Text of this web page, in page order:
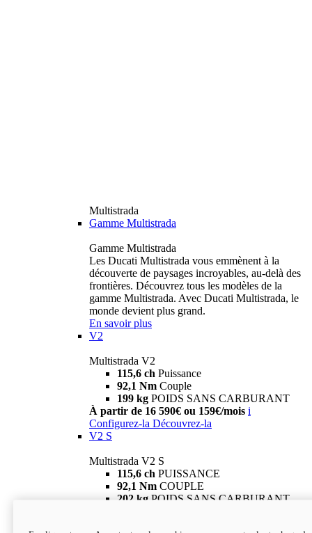
Multistrada
Gamme Multistrada
Gamme Multistrada
Les Ducati Multistrada vous emmènent à la
découverte de paysages incroyables, au-delà des
frontières. Découvrez tous les modèles de la
gamme Multistrada. Avec Ducati Multistrada, le
monde devient plus grand.
En savoir plus
V2
Multistrada V2
115,6 ch Puissance
92,1 Nm Couple
199 kg POIDS SANS CARBURANT
À partir de 16 590€ ou 159€/mois i
Configurez-la Découvrez-la
V2 S
Multistrada V2 S
115,6 ch PUISSANCE
92,1 Nm COUPLE
202 kg POIDS SANS CARBURANT